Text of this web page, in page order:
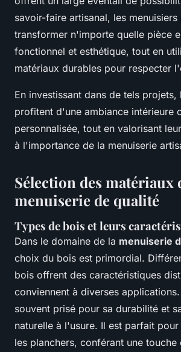
savoir-faire artisanal, les menuisiers
transformer n'importe quelle pièce
fonctionnel et esthétique, tout en
matériaux durables pour respecter
En investissant dans de tels projets,
profitent d'une ambiance intérieure
personnalisée, tout en valorisant
à l'importance de la menuiserie
Sélection des matériaux
menuiserie de qualité
Types de bois et leurs
Dans le domaine de la menuiserie
choix du bois est primordial.
bois offrent des caractéristiques
conviennent à diverses
souvent prisé pour sa durabilité et
naturelle à l'usure. Il est parfait
les planchers, conférant une touche